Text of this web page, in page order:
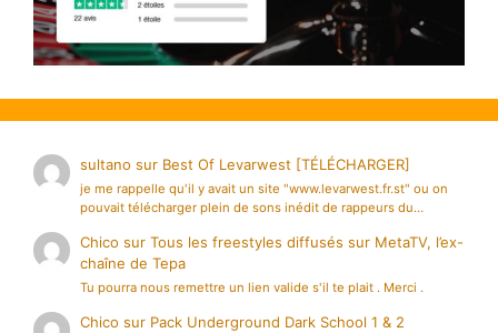
sultano sur Best Of Levarwest [TÉLÉCHARGER]
je me rappelle qu'il y avait un site "www.levarwest.fr.st" ou on
pouvait télécharger plein de sons inédit de rappeurs du…
Chico surTous les freestyles diffusés sur MetaTV, l’ex-
chaîne de Tepa
Tu pourra nous remettre un lien valide s'il te plait . Merci .
Chico sur Pack Underground Dark School 1 & 2